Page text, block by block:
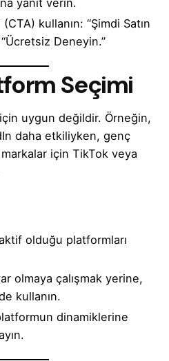
yanıt verin.
kullanın: “Şimdi Satın
Deneyin.”
Seçimi
uygun değildir. Örneğin,
daha etkiliyken, genç
için TikTok veya
olduğu platformları
olmaya çalışmak yerine,
kullanın.
dinamiklerine